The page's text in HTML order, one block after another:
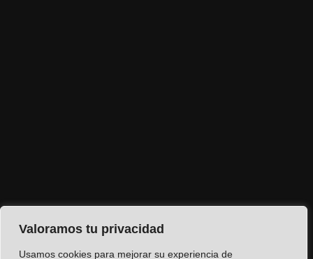
Valoramos tu privacidad
Usamos cookies para mejorar su experiencia de